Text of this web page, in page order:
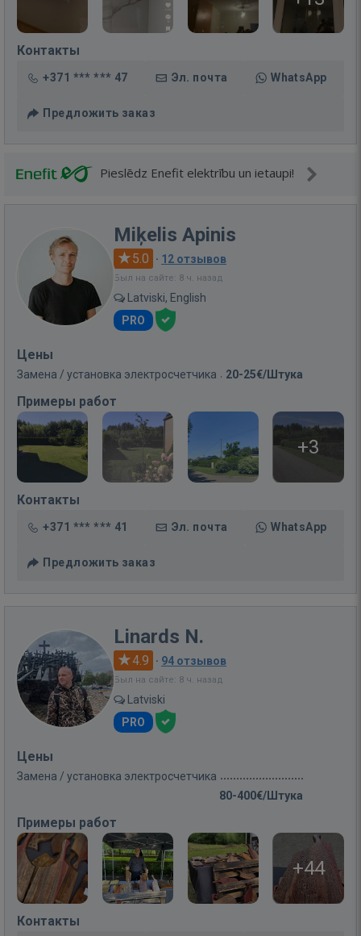
Контакты
+371 *** *** 47 Эл. почта WhatsApp
Предложить заказ
Pieslēdz Enefit elektrību un ietaupi!
Miķelis Apinis
5.0 · 12 отзывов
Был на сайте: 8 ч. назад
Latviski, English
PRO
Цены
Замена / установка электросчетчика 20-25€/Штука
Примеры работ
+3
Контакты
+371 *** *** 41 Эл. почта WhatsApp
Предложить заказ
Linards N.
4.9 · 94 отзывов
Был на сайте: 8 ч. назад
Latviski
PRO
Цены
Замена / установка электросчетчика
80-400€/Штука
Примеры работ
+44
Контакты